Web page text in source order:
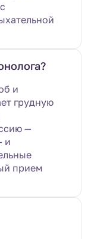
и
грудную
—
и
прием